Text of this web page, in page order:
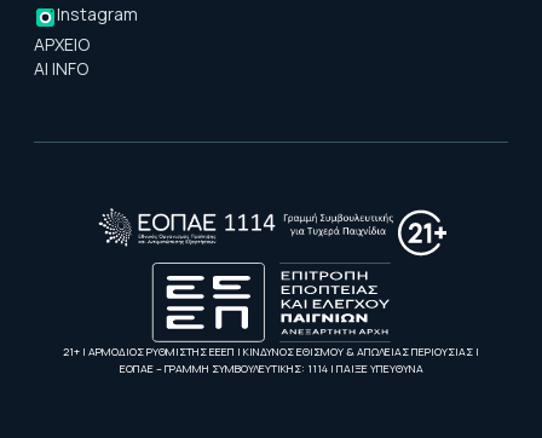
Instagram
ΑΡΧΕΙΟ
AI INFO
21+ | ΑΡΜΟΔΙΟΣ ΡΥΘΜΙΣΤΗΣ ΕΕΕΠ | ΚΙΝΔΥΝΟΣ ΕΘΙΣΜΟΥ & ΑΠΩΛΕΙΑΣ ΠΕΡΙΟΥΣΙΑΣ |
ΕΟΠΑΕ – ΓΡΑΜΜΗ ΣΥΜΒΟΥΛΕΥΤΙΚΗΣ: 1114 | ΠΑΙΞΕ ΥΠΕΥΘΥΝΑ